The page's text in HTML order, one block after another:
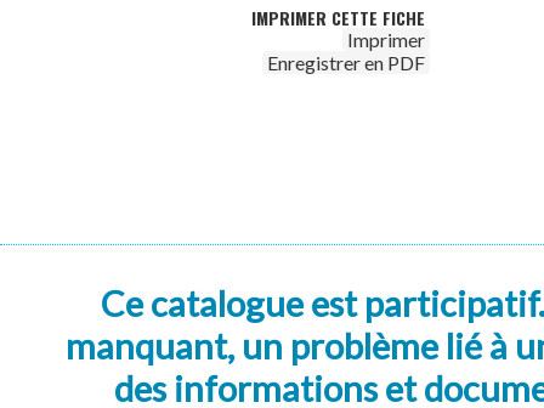
IMPRIMER CETTE FICHE
Imprimer
Enregistrer en PDF
Ce catalogue est
manquant, un problème lié à
des informations et